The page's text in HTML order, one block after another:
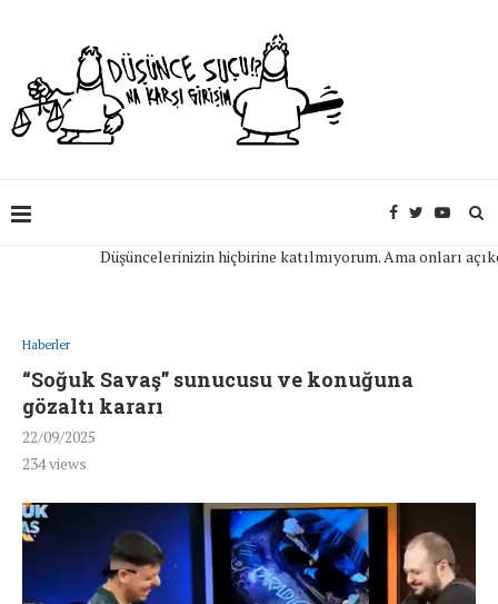
Düşüncelerinizin hiçbirine katılmıyorum. Ama onları açıkça
Haberler
“Soğuk Savaş” sunucusu ve konuğuna
gözaltı kararı
22/09/2025
234views